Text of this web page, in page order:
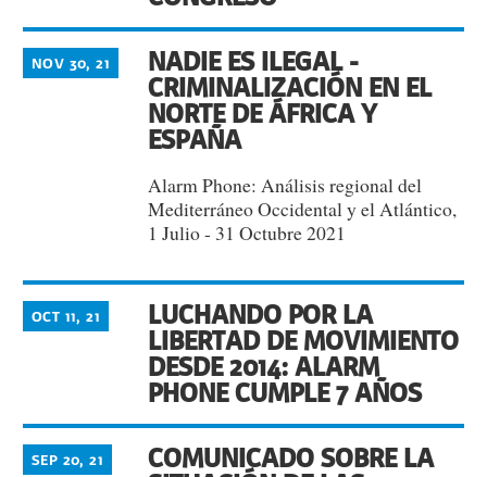
NADIE ES ILEGAL -
CRIMINALIZACIÓN EN EL
NORTE DE ÁFRICA Y
ESPAÑA
NOV 30, 21
Alarm Phone: Análisis regional del
Mediterráneo Occidental y el Atlántico,
1 Julio - 31 Octubre 2021
LUCHANDO POR LA
LIBERTAD DE MOVIMIENTO
DESDE 2014: ALARM
PHONE CUMPLE 7 AÑOS
OCT 11, 21
COMUNICADO SOBRE LA
SEP 20, 21